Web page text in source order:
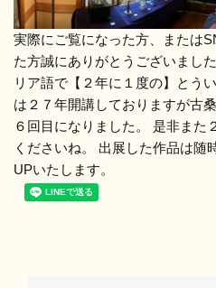
実際にご覧になった方、または
た方誠にありがとうございまし
リア語で【２年に１度の】とう
は２７年開講しておりますが古
６回目になりました。 是非また
くださいね。 出展した作品は
UPいたします。